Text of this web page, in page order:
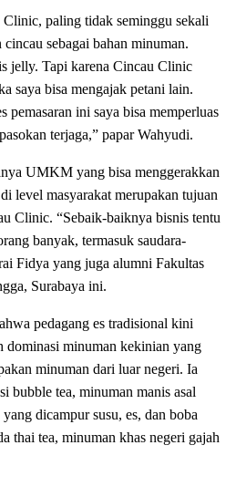
paling tidak seminggu sekali
sebagai bahan minuman.
jelly. Tapi karena Cincau Clinic
saya bisa mengajak petani lain.
pemasaran ini saya bisa memperluas
terjaga,” papar Wahyudi.
UMKM yang bisa menggerakkan
level masyarakat merupakan tujuan
Clinic. “Sebaik-baiknya bisnis tentu
banyak, termasuk saudara-
Fidya yang juga alumni Fakultas
Surabaya ini.
pedagang es tradisional kini
dominasi minuman kekinian yang
minuman dari luar negeri. Ia
bubble tea, minuman manis asal
dicampur susu, es, dan boba
thai tea, minuman khas negeri gajah